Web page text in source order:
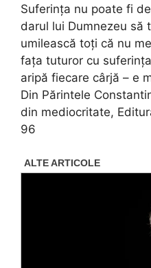
Suferința nu poate fi
darul lui Dumnezeu să
umilească toți că nu
fața tuturor cu
aripă fiecare cârjă – e
Din Părintele
din mediocritate,
96